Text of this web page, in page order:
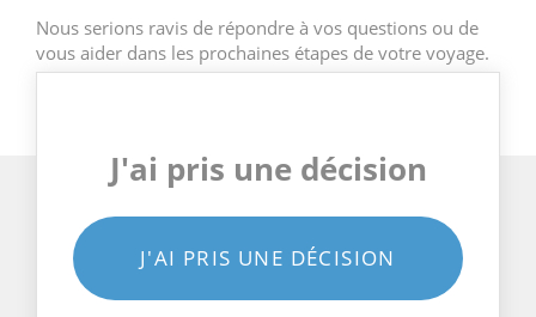
Nous serions ravis de répondre à vos questions ou de
vous aider dans les prochaines étapes de votre voyage.
J'ai pris une décision
J'AI PRIS UNE DÉCISION